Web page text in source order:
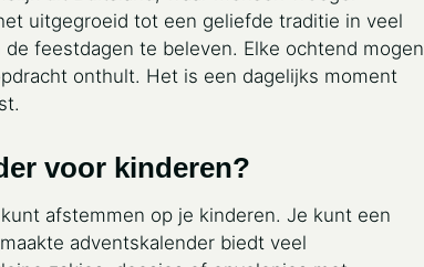
uitgegroeid tot een geliefde traditie in veel
feestdagen te beleven. Elke ochtend mogen
onthult. Het is een dagelijks moment
voor kinderen?
afstemmen op je kinderen. Je kunt een
adventskalender biedt veel